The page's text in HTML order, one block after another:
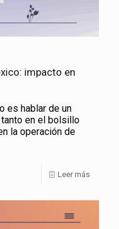
impacto en
es hablar de un
en el bolsillo
la operación de
Leer más